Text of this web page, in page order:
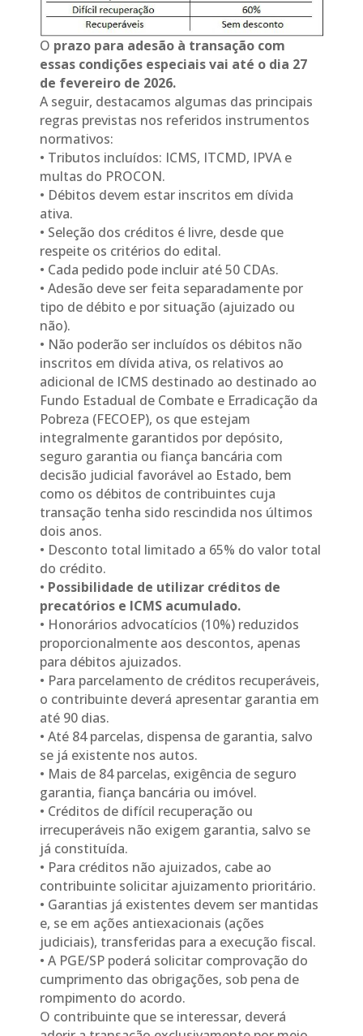
O prazo para adesão à transação com
essas condições especiais vai até o dia 27
de fevereiro de 2026.
A seguir, destacamos algumas das principais
regras previstas nos referidos instrumentos
normativos:
• Tributos incluídos: ICMS, ITCMD, IPVA e
multas do PROCON.
• Débitos devem estar inscritos em dívida
ativa.
• Seleção dos créditos é livre, desde que
respeite os critérios do edital.
• Cada pedido pode incluir até 50 CDAs.
• Adesão deve ser feita separadamente por
tipo de débito e por situação (ajuizado ou
não).
• Não poderão ser incluídos os débitos não
inscritos em dívida ativa, os relativos ao
adicional de ICMS destinado ao destinado ao
Fundo Estadual de Combate e Erradicação da
Pobreza (FECOEP), os que estejam
integralmente garantidos por depósito,
seguro garantia ou fiança bancária com
decisão judicial favorável ao Estado, bem
como os débitos de contribuintes cuja
transação tenha sido rescindida nos últimos
dois anos.
• Desconto total limitado a 65% do valor total
do crédito.
• Possibilidade de utilizar créditos de
precatórios e ICMS acumulado.
• Honorários advocatícios (10%) reduzidos
proporcionalmente aos descontos, apenas
para débitos ajuizados.
• Para parcelamento de créditos recuperáveis,
o contribuinte deverá apresentar garantia em
até 90 dias.
• Até 84 parcelas, dispensa de garantia, salvo
se já existente nos autos.
• Mais de 84 parcelas, exigência de seguro
garantia, fiança bancária ou imóvel.
• Créditos de difícil recuperação ou
irrecuperáveis não exigem garantia, salvo se
já constituída.
• Para créditos não ajuizados, cabe ao
contribuinte solicitar ajuizamento prioritário.
• Garantias já existentes devem ser mantidas
e, se em ações antiexacionais (ações
judiciais), transferidas para a execução fiscal.
• A PGE/SP poderá solicitar comprovação do
cumprimento das obrigações, sob pena de
rompimento do acordo.
O contribuinte que se interessar, deverá